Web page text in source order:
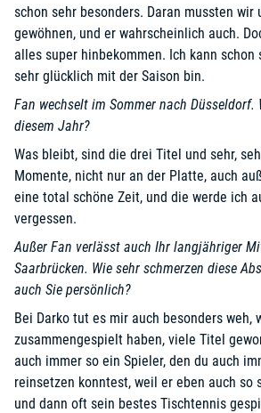
schon sehr besonders. Daran mussten
gewöhnen, und er wahrscheinlich auch.
alles super hinbekommen. Ich kann schon
sehr glücklich mit der Saison bin.
Fan wechselt im Sommer nach Düsseldorf.
diesem Jahr?
Was bleibt, sind die drei Titel und sehr,
Momente, nicht nur an der Platte, auch
eine total schöne Zeit, und die werde ich
vergessen.
Außer Fan verlässt auch Ihr langjähriger
Saarbrücken. Wie sehr schmerzen diese
auch Sie persönlich?
Bei Darko tut es mir auch besonders weh,
zusammengespielt haben, viele Titel
auch immer so ein Spieler, den du auch
reinsetzen konntest, weil er eben auch so
und dann oft sein bestes Tischtennis